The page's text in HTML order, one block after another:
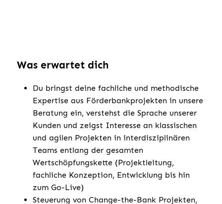
Was erwartet dich
Du bringst deine fachliche und methodische
Expertise aus Förderbankprojekten in unsere
Beratung ein, verstehst die Sprache unserer
Kunden und zeigst Interesse an klassischen
und agilen Projekten in interdisziplinären
Teams entlang der gesamten
Wertschöpfungskette (Projektleitung,
fachliche Konzeption, Entwicklung bis hin
zum Go-Live)
Steuerung von Change-the-Bank Projekten,